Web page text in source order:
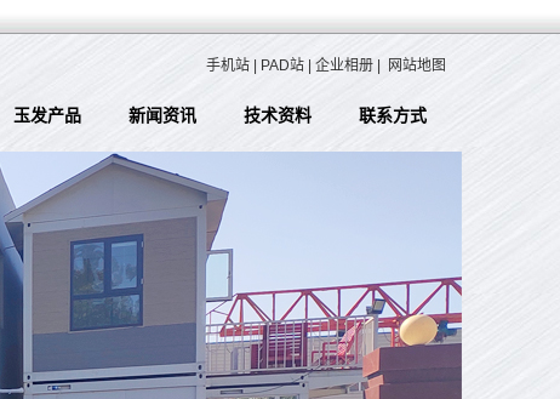
手机站 PAD站 企业相册 网站地图
玉发产品 新闻资讯 技术资料 联系方式